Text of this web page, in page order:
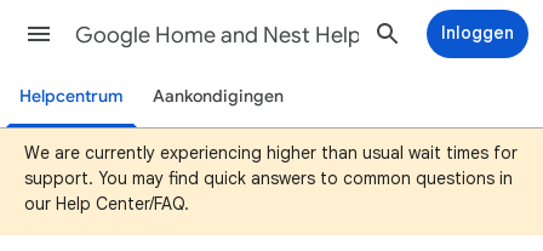
Google Home and Nest Help Inloggen
Helpcentrum Aankondigingen
We are currently experiencing higher than usual wait times for
support. You may find quick answers to common questions in
our Help Center/FAQ.